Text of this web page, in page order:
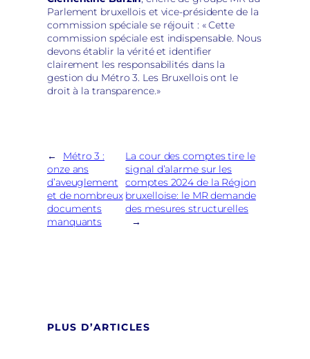
Parlement bruxellois et vice-présidente de la
commission spéciale se réjouit : « Cette
commission spéciale est indispensable. Nous
devons établir la vérité et identifier
clairement les responsabilités dans la
gestion du Métro 3. Les Bruxellois ont le
droit à la transparence.»
←
Métro 3 :
onze ans
d’aveuglement
et de nombreux
documents
manquants
La cour des comptes tire le
signal d’alarme sur les
comptes 2024 de la Région
bruxelloise: le MR demande
des mesures structurelles
→
PLUS D’ARTICLES